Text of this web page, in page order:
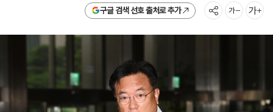
구글 검색 선호 출처로 추가